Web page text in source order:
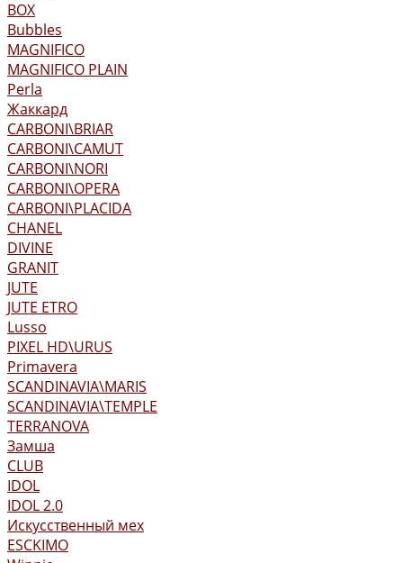
BOX
Bubbles
MAGNIFICO
MAGNIFICO PLAIN
Perla
Жаккард
CARBONI\BRIAR
CARBONI\CAMUT
CARBONI\NORI
CARBONI\OPERA
CARBONI\PLACIDA
CHANEL
DIVINE
GRANIT
JUTE
JUTE ETRO
Lusso
PIXEL HD\URUS
Primavera
SCANDINAVIA\MARIS
SCANDINAVIA\TEMPLE
TERRANOVA
Замша
CLUB
IDOL
IDOL 2.0
Искусственный мех
ESCKIMO